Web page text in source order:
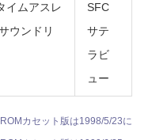
イムアスレ
ウンドリ
SFC
サテ
ラビ
ュー
カセット版は1998/5/23に